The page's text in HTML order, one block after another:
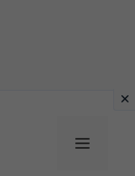
MENU